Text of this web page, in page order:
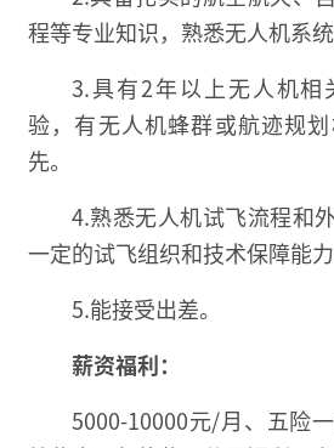
程等专业知识，熟悉无人机系统
3.具有2年以上无人机相
验，有无人机蜂群或航迹规
先。
4.熟悉无人机试飞流程和
一定的试飞组织和技术保障能力
5.能接受出差。
薪资福利：
5000-10000元/月、五险